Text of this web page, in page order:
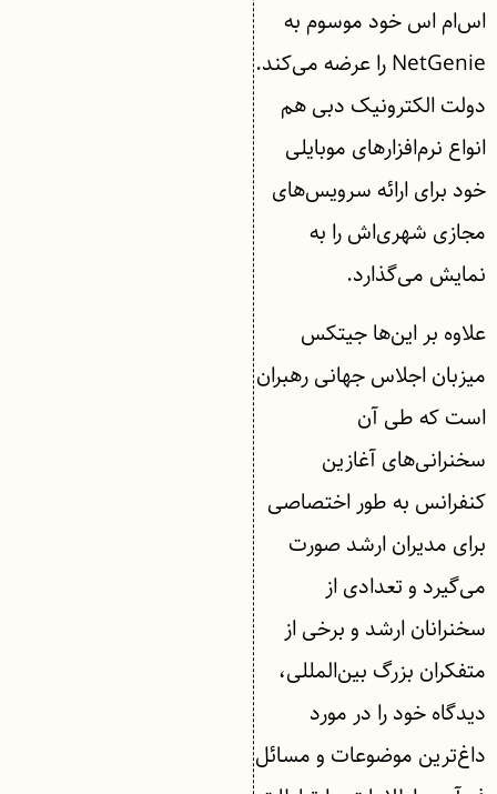
اس‌ام اس خود موسوم به
NetGenie را عرضه می‌کند.
دولت الکترونیک دبی هم
انواع نرم‌افزارهای موبایلی
خود برای ارائه سرویس‌های
مجازی شهری‌اش را به
نمایش می‌گذارد.
علاوه بر این‌ها جیتکس
میزبان اجلاس جهانی رهبران
است که طی آن
سخنرانی‌های آغازین
کنفرانس به طور اختصاصی
برای مدیران ارشد صورت
می‌گیرد و تعدادی از
سخنرانان ارشد و برخی از
متفکران بزرگ بین‌المللی،
دیدگاه خود را در مورد
داغ‌ترین موضوعات و مسائل